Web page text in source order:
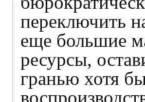
переключить
еще большие
ресурсы,
гранью хотя